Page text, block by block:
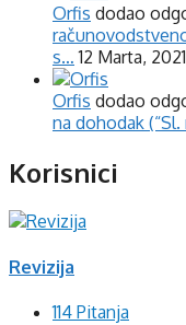
Orfis dodao
s… 12 Marta,
Orfis dodao
na dohodak
Korisnici
Revizija
114 Pitanja